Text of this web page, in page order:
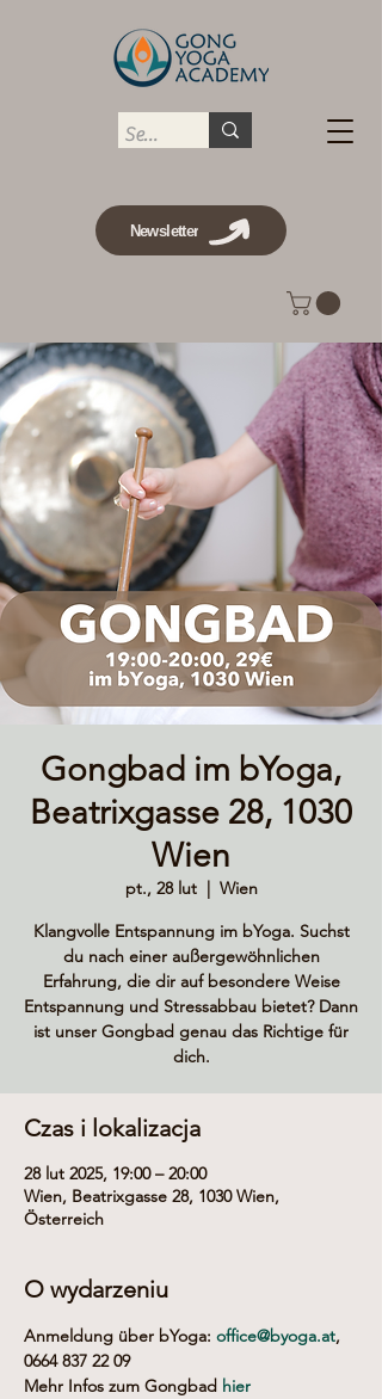
Newsletter
Gongbad im bYoga,
Beatrixgasse 28, 1030
Wien
pt., 28 lut
  |
Wien
Klangvolle Entspannung im bYoga. Suchst
du nach einer außergewöhnlichen
Erfahrung, die dir auf besondere Weise
Entspannung und Stressabbau bietet? Dann
ist unser Gongbad genau das Richtige für
dich.
Czas i lokalizacja
28 lut 2025, 19:00 – 20:00
Wien, Beatrixgasse 28, 1030 Wien,
Österreich
O wydarzeniu
Anmeldung über bYoga: office@byoga.at,
0664 837 22 09
Mehr Infos zum Gongbad hier